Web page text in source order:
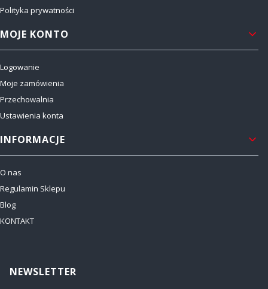
Polityka prywatności
MOJE KONTO
Logowanie
Moje zamówienia
Przechowalnia
Ustawienia konta
INFORMACJE
O nas
Regulamin Sklepu
Blog
KONTAKT
NEWSLETTER